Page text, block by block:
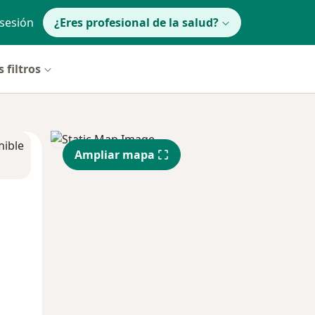
¿Eres profesional de la salud?
filtros
Ampliar mapa